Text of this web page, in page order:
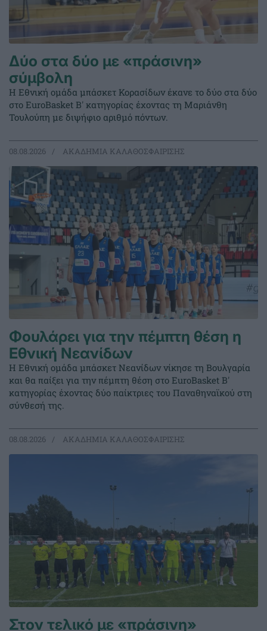
Δύο στα δύο με «πράσινη»
σύμβολη
Η Εθνική ομάδα μπάσκετ Κορασίδων έκανε το δύο στα δύο
στο EuroBasket Β' κατηγορίας έχοντας τη Μαριάνθη
Τουλούπη με διψήφιο αριθμό πόντων.
08.08.2026 ΑΚΑΔΗΜΙΑ ΚΑΛΑΘΟΣΦΑΙΡΙΣΗΣ
Φουλάρει για την πέμπτη θέση η
Εθνική Νεανίδων
Η Εθνική ομάδα μπάσκετ Νεανίδων νίκησε τη Βουλγαρία
και θα παίξει για την πέμπτη θέση στο EuroBasket Β'
κατηγορίας έχοντας δύο παίκτριες του Παναθηναϊκού στη
σύνθεσή της.
08.08.2026 ΑΚΑΔΗΜΙΑ ΚΑΛΑΘΟΣΦΑΙΡΙΣΗΣ
Στον τελικό με «πράσινη»